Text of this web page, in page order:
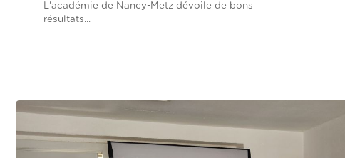
L'académie de Nancy-Metz dévoile de bons
résultats...